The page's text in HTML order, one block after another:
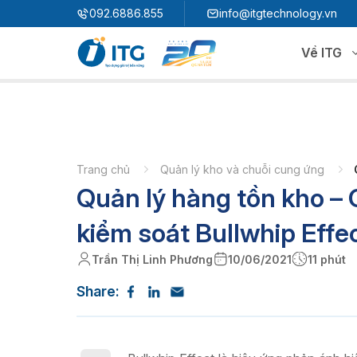
092.6886.855 info@itgtechnology.vn
Về ITG
Giải pháp quản trị hoạch định nguồn lực
3S i​FACTORY
Giải pháp nhà máy thông minh
3S WMS
3S MES
3S SPS
3S QMS
3S F-INSIGHT
Trang chủ Quản lý kho và chuỗi cung ứng
Quản lý hàng tồn kho –
kiểm soát Bullwhip
Trần Thị Linh Phương 10/06/2021 11 phút
Share: